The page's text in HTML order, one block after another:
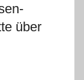
über